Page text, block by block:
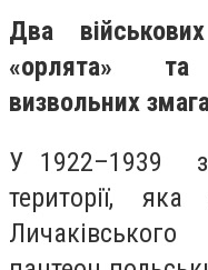
Два
«орлята» та
визвольних
У 1922–1939 з
території,